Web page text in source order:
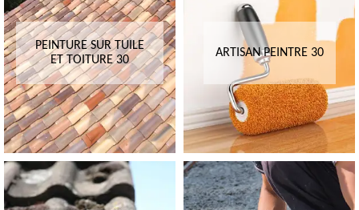
PEINTURE SUR TUILE
ET TOITURE 30
ARTISAN PEINTRE 30